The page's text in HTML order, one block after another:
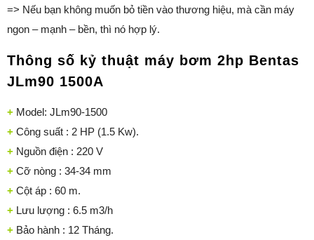
=> Nếu bạn không muốn bỏ tiền vào thương hiệu, mà cần máy
ngon – mạnh – bền, thì nó hợp lý.
Thông số kỷ thuật máy bơm 2hp Bentas
JLm90 1500A
+ Model: JLm90-1500
+ Công suất : 2 HP (1.5 Kw).
+ Nguồn điện : 220 V
+ Cỡ nòng : 34-34 mm
+ Cột áp : 60 m.
+ Lưu lượng : 6.5 m3/h
+ Bảo hành : 12 Tháng.